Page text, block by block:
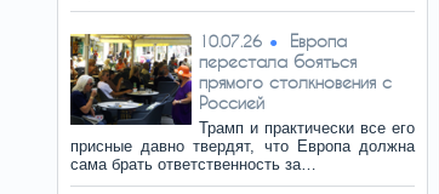
10.07.26
Европа
перестала бояться
прямого столкновения с
Россией
Трамп и практически все его
присные давно твердят, что Европа должна
сама брать ответственность за…